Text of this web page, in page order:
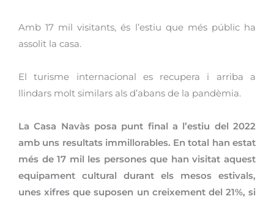
Amb 17 mil visitants, és l’estiu que més públic ha
assolit la casa.
El turisme internacional es recupera i arriba a
llindars molt similars als d’abans de la pandèmia.
La Casa Navàs posa punt final a l’estiu del 2022
amb uns resultats immillorables. En total han estat
més de 17 mil les persones que han visitat aquest
equipament cultural durant els mesos estivals,
unes xifres que suposen un creixement del 21%, si